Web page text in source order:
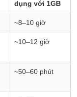
dụng với 1GB
~8–10 giờ
~10–12 giờ
~50–60 phút